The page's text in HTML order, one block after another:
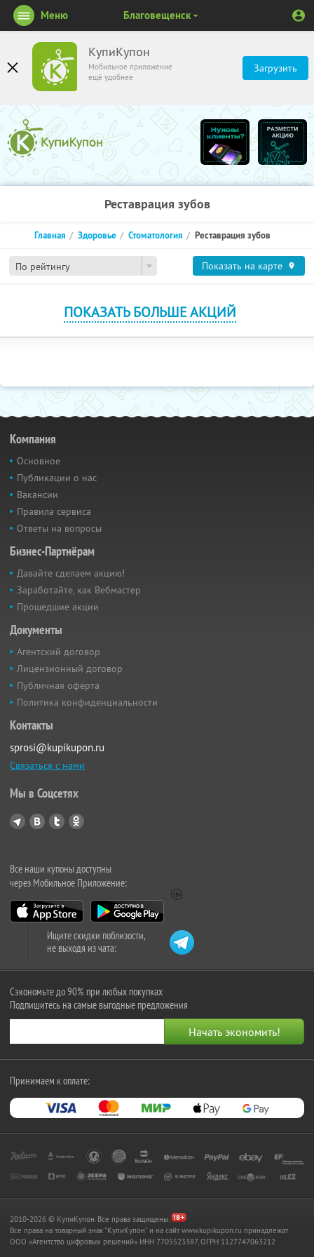
КупиКупон
Мобильное приложение
ещё удобнее
Загрузить
Меню Благовещенск
Реставрация зубов
По рейтингу
Главная Здоровье Стоматология Реставрация зубов
Показать на карте
ПОКАЗАТЬ БОЛЬШЕ АКЦИЙ
Компания
Основное
Публикации о нас
Вакансии
Правила сервиса
Ответы на вопросы
Бизнес-Партнёрам
Давайте сделаем акцию!
Заработайте, как Вебмастер
Прошедшие акции
Документы
Агентский договор
Лицензионный договор
Публичная оферта
Политика конфиденциальности
Контакты
sprosi@kupikupon.ru
Связаться с нами
Мы в Соцсетях
Все наши купоны доступны
через Мобильное Приложение:
Ищите скидки поблизости,
не выходя из чата:
Сэкономьте до 90% при любых покупках
Подпишитесь на самые выгодные предложения
Принимаем к оплате:
2010-2026 © КупиКупон. Все права защищены.
Все права на товарный знак "КупиКупон" и на сайт www.kupikupon.ru принадлежат
OOO «Агентство цифровых решений» ИНН 7705523387, ОГРН 1127747063212